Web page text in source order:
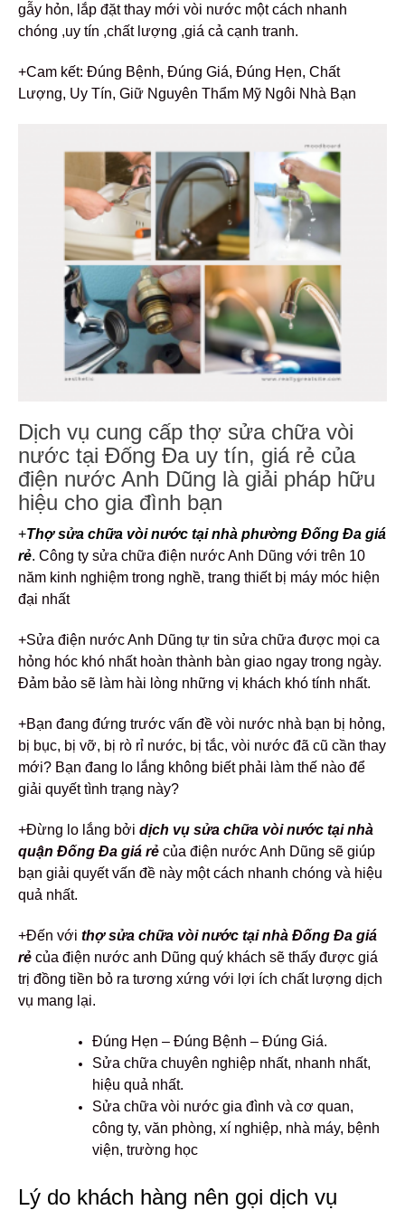
gẫy hỏn, lắp đặt thay mới vòi nước một cách nhanh
chóng ,uy tín ,chất lượng ,giá cả cạnh tranh.
+Cam kết: Đúng Bệnh, Đúng Giá, Đúng Hẹn, Chất
Lượng, Uy Tín, Giữ Nguyên Thẩm Mỹ Ngôi Nhà Bạn
Dịch vụ cung cấp thợ sửa chữa vòi
nước tại Đống Đa uy tín, giá rẻ của
điện nước Anh Dũng là giải pháp hữu
hiệu cho gia đình bạn
+Thợ sửa chữa vòi nước tại nhà phường Đống Đa giá
rẻ. Công ty sửa chữa điện nước Anh Dũng với trên 10
năm kinh nghiệm trong nghề, trang thiết bị máy móc hiện
đại nhất
+Sửa điện nước Anh Dũng tự tin sửa chữa được mọi ca
hỏng hóc khó nhất hoàn thành bàn giao ngay trong ngày.
Đảm bảo sẽ làm hài lòng những vị khách khó tính nhất.
+Bạn đang đứng trước vấn đề vòi nước nhà bạn bị hỏng,
bị bục, bị vỡ, bị rò rỉ nước, bị tắc, vòi nước đã cũ cần thay
mới? Bạn đang lo lắng không biết phải làm thế nào để
giải quyết tình trạng này?
+Đừng lo lắng bởi dịch vụ sửa chữa vòi nước tại nhà
quận Đống Đa giá rẻ của điện nước Anh Dũng sẽ giúp
bạn giải quyết vấn đề này một cách nhanh chóng và hiệu
quả nhất.
+Đến với thợ sửa chữa vòi nước tại nhà Đống Đa giá
rẻ của điện nước anh Dũng quý khách sẽ thấy được giá
trị đồng tiền bỏ ra tương xứng với lợi ích chất lượng dịch
vụ mang lại.
Đúng Hẹn – Đúng Bệnh – Đúng Giá.
Sửa chữa chuyên nghiệp nhất, nhanh nhất,
hiệu quả nhất.
Sửa chữa vòi nước gia đình và cơ quan,
công ty, văn phòng, xí nghiệp, nhà máy, bệnh
viện, trường học
Lý do khách hàng nên gọi dịch vụ